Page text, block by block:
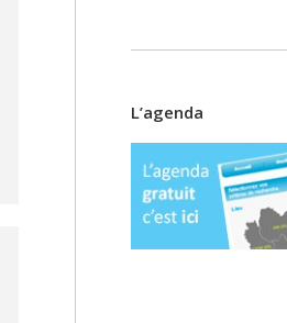
L’agenda